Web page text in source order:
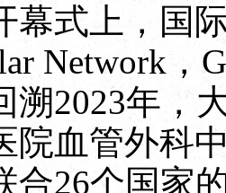
上，国际
Network
溯2023年，
院血管外科
合26个国家